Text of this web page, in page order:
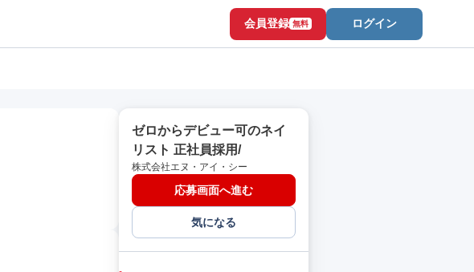
会員登録 無料 ログイン
ゼロからデビュー可のネイ
リスト 正社員採用/
株式会社エヌ・アイ・シー
応募画面へ進む
気になる